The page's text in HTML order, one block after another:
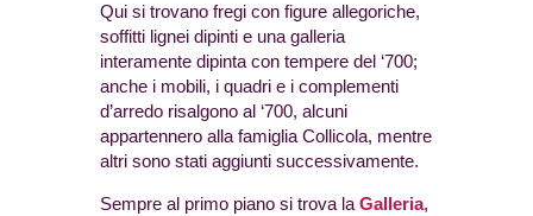
Qui si trovano fregi con figure allegoriche,
soffitti lignei dipinti e una galleria
interamente dipinta con tempere del ‘700;
anche i mobili, i quadri e i complementi
d’arredo risalgono al ‘700, alcuni
appartennero alla famiglia Collicola, mentre
altri sono stati aggiunti successivamente.
Sempre al primo piano si trova la Galleria,